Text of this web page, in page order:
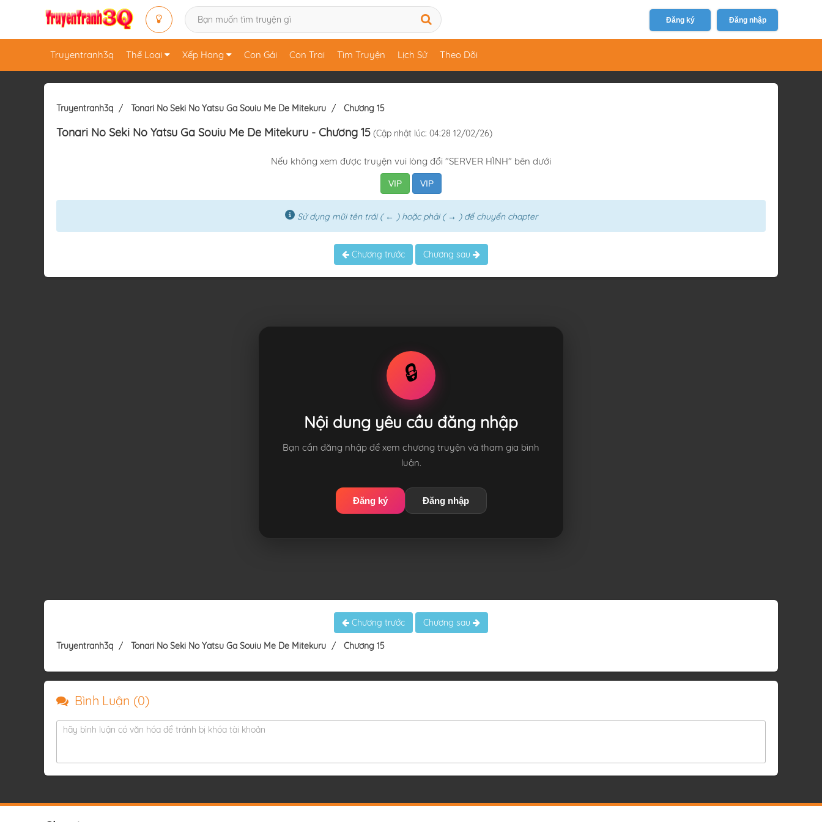
Đăng ký Đăng nhập
Truyentranh3q Thể Loại Xếp Hạng Con Gái Con Trai Tìm Truyện Lịch Sử Theo Dõi
Truyentranh3q Tonari No Seki No Yatsu Ga Souiu Me De Mitekuru Chương 15
Tonari No Seki No Yatsu Ga Souiu Me De Mitekuru - Chương 15 (Cập nhật lúc: 04:28 12/02/26)
Nếu không xem được truyện vui lòng đổi "SERVER HÌNH" bên dưới
VIP VIP
Sử dụng mũi tên trái ( ← ) hoặc phải ( → ) để chuyển chapter
Chương trước Chương sau
🔒
Nội dung yêu cầu đăng nhập
Bạn cần đăng nhập để xem chương truyện và tham gia bình
luận.
Đăng ký Đăng nhập
Chương trước Chương sau
Truyentranh3q Tonari No Seki No Yatsu Ga Souiu Me De Mitekuru Chương 15
Bình Luận (0)
hãy bình luận có văn hóa để tránh bị khóa tài khoản